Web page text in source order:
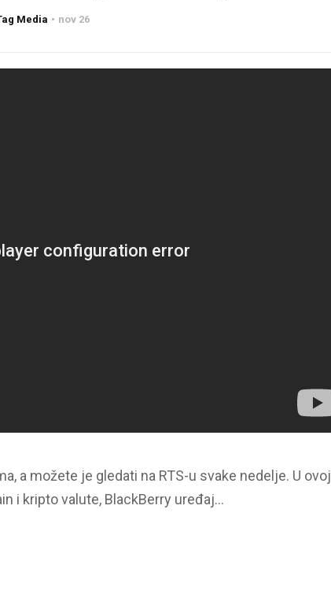
Media nov 26
a možete je gledati na RTS-u svake nedelje. U ovoj
i kripto valute, BlackBerry uređaj…